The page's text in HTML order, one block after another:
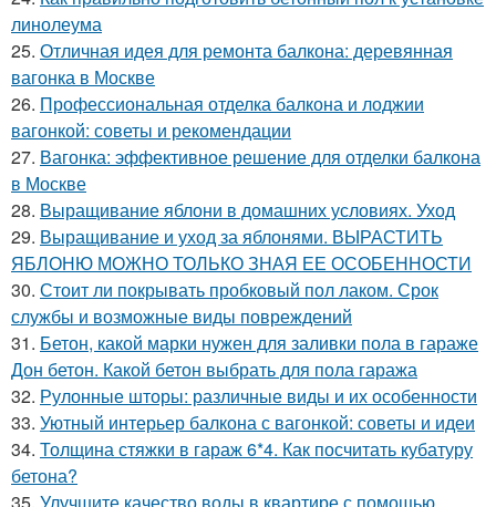
линолеума
25. Отличная идея для ремонта балкона: деревянная
вагонка в Москве
26. Профессиональная отделка балкона и лоджии
вагонкой: советы и рекомендации
27. Вагонка: эффективное решение для отделки балкона
в Москве
28. Выращивание яблони в домашних условиях. Уход
29. Выращивание и уход за яблонями. ВЫРАСТИТЬ
ЯБЛОНЮ МОЖНО ТОЛЬКО ЗНАЯ ЕЕ ОСОБЕННОСТИ
30. Стоит ли покрывать пробковый пол лаком. Срок
службы и возможные виды повреждений
31. Бетон, какой марки нужен для заливки пола в гараже
Дон бетон. Какой бетон выбрать для пола гаража
32. Рулонные шторы: различные виды и их особенности
33. Уютный интерьер балкона с вагонкой: советы и идеи
34. Толщина стяжки в гараж 6*4. Как посчитать кубатуру
бетона?